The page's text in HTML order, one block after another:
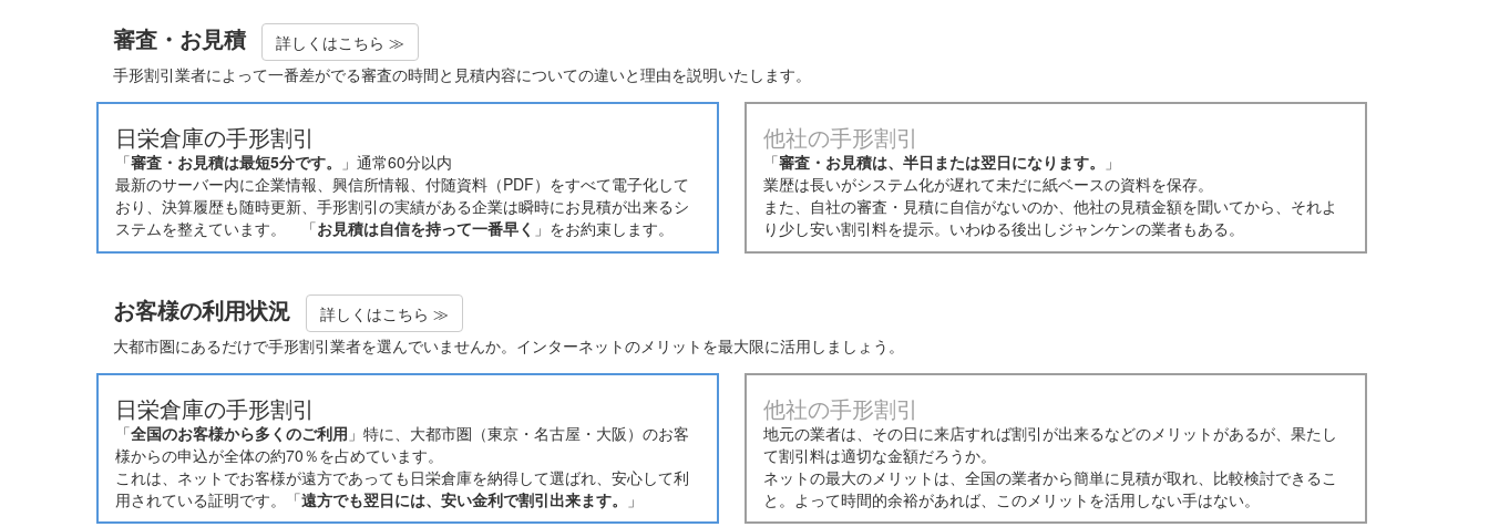
審査・お見積
詳しくはこちら ≫
手形割引業者によって一番差がでる審査の時間と見積内容についての違いと理由を説明いたします。
日栄倉庫の手形割引
「審査・お見積は最短5分です。
」通常60分以内
最新のサーバー内に企業情報、興信所情報、付随資料（PDF）をすべて電子化して
おり、決算履歴も随時更新、手形割引の実績がある企業は瞬時にお見積が出来るシ
ステムを整えています。 「お見積は自信を持って一番早く 」をお約束します。
他社の手形割引
「審査・お見積は、半日または翌日になります。
」
業歴は長いがシステム化が遅れて未だに紙ベースの資料を保存。
また、自社の審査・見積に自信がないのか、他社の見積金額を聞いてから、それよ
り少し安い割引料を提示。いわゆる後出しジャンケンの業者もある。
お客様の利用状況
詳しくはこちら ≫
大都市圏にあるだけで手形割引業者を選んでいませんか。インターネットのメリットを最大限に活用しましょう。
日栄倉庫の手形割引
「全国のお客様から多くのご利用 」特に、大都市圏（東京・名古屋・大阪）のお客
様からの申込が全体の約70％を占めています。
これは、ネットでお客様が遠方であっても日栄倉庫を納得して選ばれ、安心して利
用されている証明です。「遠方でも翌日には、安い金利で割引出来ます。 」
他社の手形割引
地元の業者は、その日に来店すれば割引が出来るなどのメリットがあるが、果たし
て割引料は適切な金額だろうか。
ネットの最大のメリットは、全国の業者から簡単に見積が取れ、比較検討できるこ
と。よって時間的余裕があれば、このメリットを活用しない手はない。